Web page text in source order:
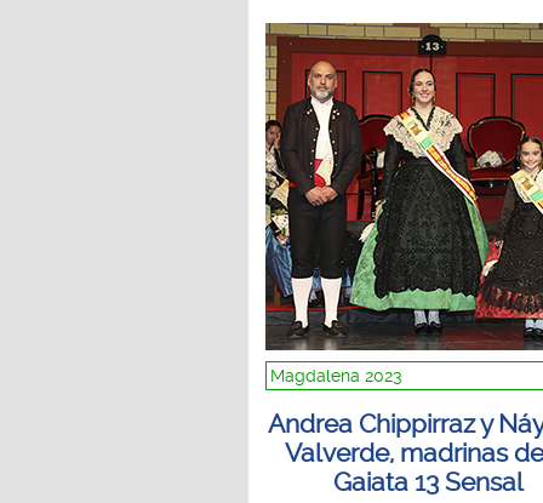
Magdalena 2023
Andrea Chippirraz y
Valverde, madrinas
Gaiata 13 Sensal